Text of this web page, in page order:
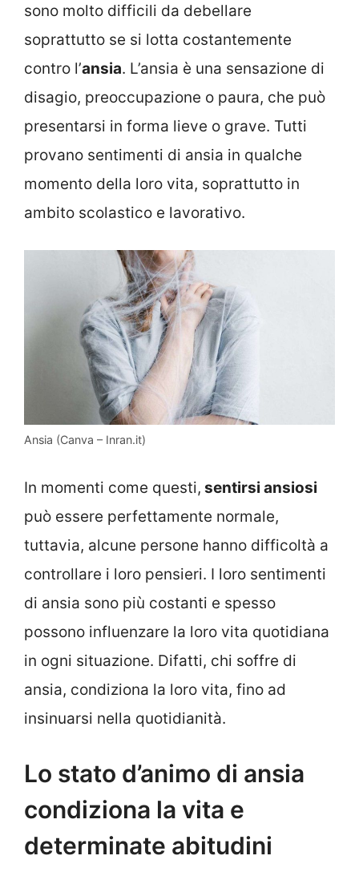
sono molto difficili da debellare
soprattutto se si lotta costantemente
contro l’ansia. L’ansia è una sensazione di
disagio, preoccupazione o paura, che può
presentarsi in forma lieve o grave. Tutti
provano sentimenti di ansia in qualche
momento della loro vita, soprattutto in
ambito scolastico e lavorativo.
Ansia (Canva – Inran.it)
In momenti come questi, sentirsi ansiosi
può essere perfettamente normale,
tuttavia, alcune persone hanno difficoltà a
controllare i loro pensieri. I loro sentimenti
di ansia sono più costanti e spesso
possono influenzare la loro vita quotidiana
in ogni situazione. Difatti, chi soffre di
ansia, condiziona la loro vita, fino ad
insinuarsi nella quotidianità.
Lo stato d’animo di ansia
condiziona la vita e
determinate abitudini